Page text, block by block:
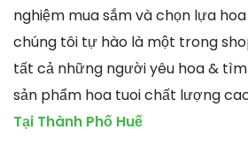
nghiệm mua sắm và chọn lựa
chúng tôi tự hào là một trong
tất cả những người yêu hoa &
sản phẩm hoa tuoi chất lượng
Tại Thành Phố Huế